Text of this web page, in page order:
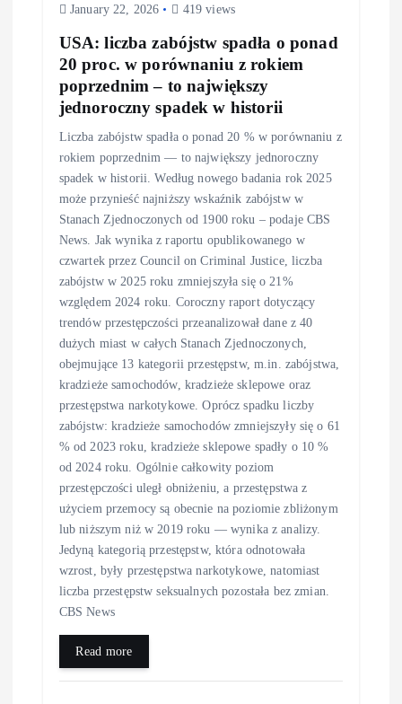
January 22, 2026 419 views
USA: liczba zabójstw spadła o ponad
20 proc. w porównaniu z rokiem
poprzednim – to największy
jednoroczny spadek w historii
Liczba zabójstw spadła o ponad 20 % w porównaniu z
rokiem poprzednim — to największy jednoroczny
spadek w historii. Według nowego badania rok 2025
może przynieść najniższy wskaźnik zabójstw w
Stanach Zjednoczonych od 1900 roku – podaje CBS
News. Jak wynika z raportu opublikowanego w
czwartek przez Council on Criminal Justice, liczba
zabójstw w 2025 roku zmniejszyła się o 21%
względem 2024 roku. Coroczny raport dotyczący
trendów przestępczości przeanalizował dane z 40
dużych miast w całych Stanach Zjednoczonych,
obejmujące 13 kategorii przestępstw, m.in. zabójstwa,
kradzieże samochodów, kradzieże sklepowe oraz
przestępstwa narkotykowe. Oprócz spadku liczby
zabójstw: kradzieże samochodów zmniejszyły się o 61
% od 2023 roku, kradzieże sklepowe spadły o 10 %
od 2024 roku. Ogólnie całkowity poziom
przestępczości uległ obniżeniu, a przestępstwa z
użyciem przemocy są obecnie na poziomie zbliżonym
lub niższym niż w 2019 roku — wynika z analizy.
Jedyną kategorią przestępstw, która odnotowała
wzrost, były przestępstwa narkotykowe, natomiast
liczba przestępstw seksualnych pozostała bez zmian.
CBS News
Read more